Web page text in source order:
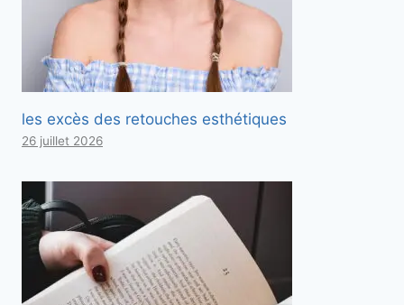
les excès des retouches esthétiques
26 juillet 2026